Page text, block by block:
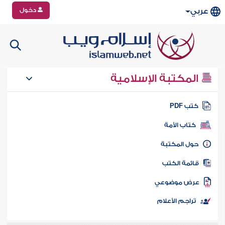
عربي دخول
المكتبة الإسلامية
كتب PDF
كتاب الأمة
المكتبة
الكتب
موضوعي